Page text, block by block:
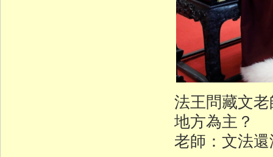
法王問藏文
地方為主？
老師：文法